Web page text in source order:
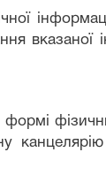
вказаної
формі